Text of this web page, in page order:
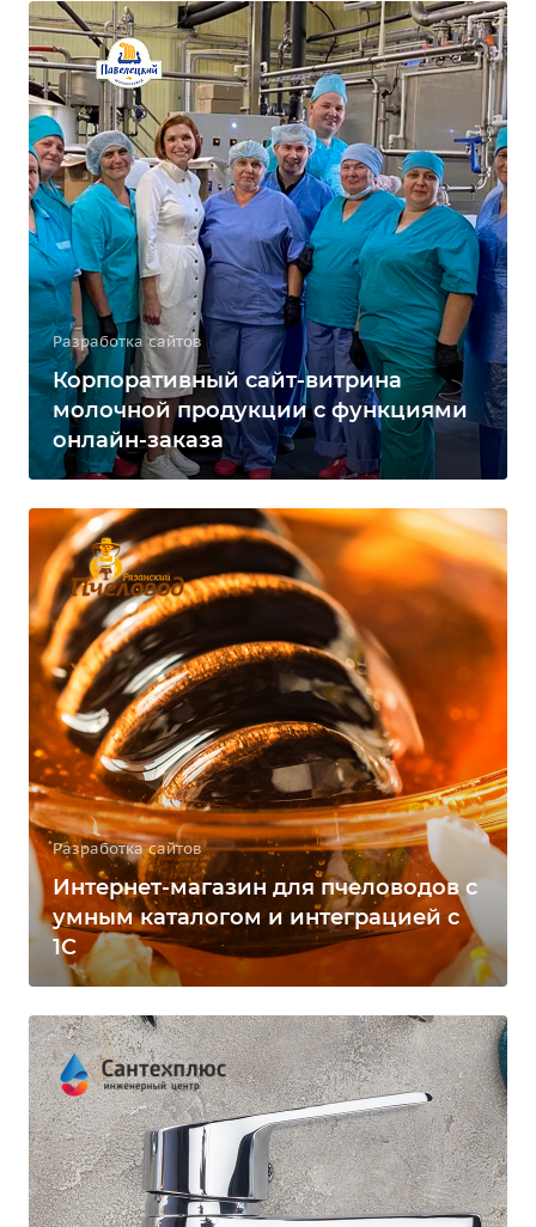
Разработка сайтов
Корпоративный сайт-витрина
молочной продукции с функциями
онлайн-заказа
Разработка сайтов
Интернет-магазин для пчеловодов с
умным каталогом и интеграцией с
1С